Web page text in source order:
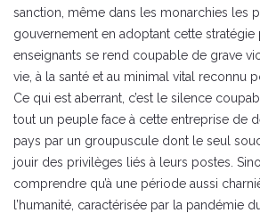
sanction, même dans les monarchies les
gouvernement en adoptant cette stratégie
enseignants se rend coupable de grave
vie, à la santé et au minimal vital reconnu
Ce qui est aberrant, c’est le silence
tout un peuple face à cette entreprise de
pays par un groupuscule dont le seul
jouir des privilèges liés à leurs postes.
comprendre qu’à une période aussi
l’humanité, caractérisée par la pandémie